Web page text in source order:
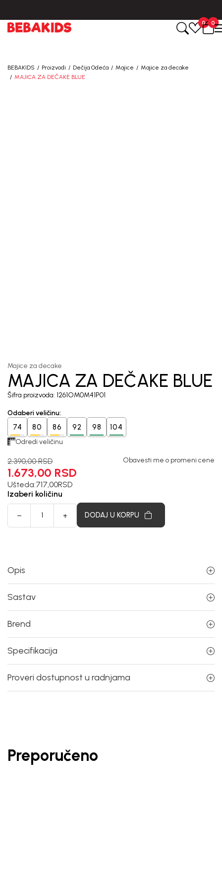
0
0
BEBAKIDS Proizvodi Dečija Odeća Majice
Majice za decake
MAJICA ZA DEČAKE BLUE
Majice za decake
MAJICA ZA DEČAKE BLUE
Šifra proizvoda: 1261OM0M41P01
Odaberi veličinu:
74 80 86 92 98 104
Odredi veličinu
2.390,00 RSD
1.673,00 RSD
Ušteda:717,00RSD
Obavesti me o promeni cene
Izaberi količinu
DODAJ U KORPU
Opis
Sastav
Brend
Specifikacija
Proveri dostupnost u radnjama
Preporučeno